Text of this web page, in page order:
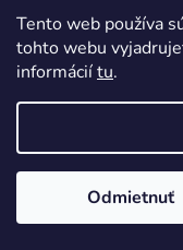
Tento web používa
tohto webu
informáciítu.
Odmietnuť
Copyright 2026